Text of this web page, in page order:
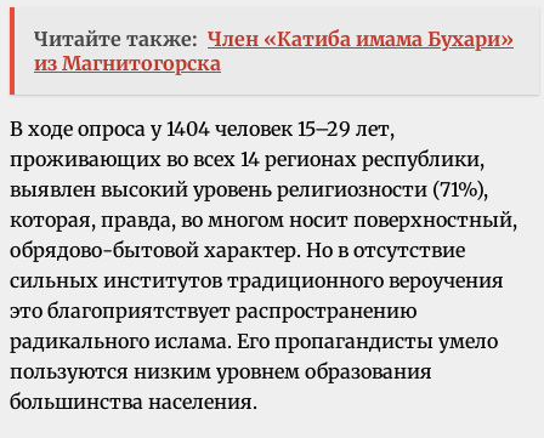
Читайте также: Член «Катиба имама Бухари»
из Магнитогорска
В ходе опроса у 1404 человек 15–29 лет,
проживающих во всех 14 регионах республики,
выявлен высокий уровень религиозности (71%),
которая, правда, во многом носит поверхностный,
обрядово-бытовой характер. Но в отсутствие
сильных институтов традиционного вероучения
это благоприятствует распространению
радикального ислама. Его пропагандисты умело
пользуются низким уровнем образования
большинства населения.